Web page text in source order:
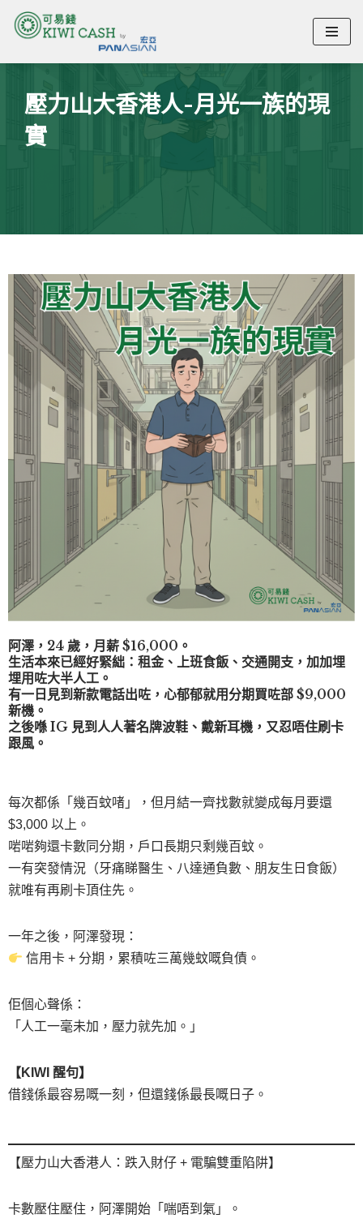
content
壓力山大香港人-月光一族的現
實
阿澤，24 歲，月薪 $16,000。
生活本來已經好緊絀：租金、上班食飯、交通開支，加加埋
埋用咗大半人工。
有一日見到新款電話出咗，心郁郁就用分期買咗部 $9,000
新機。
之後喺 IG 見到人人著名牌波鞋、戴新耳機，又忍唔住刷卡
跟風。
每次都係「幾百蚊啫」，但月結一齊找數就變成每月要還
$3,000 以上。
啱啱夠還卡數同分期，戶口長期只剩幾百蚊。
一有突發情況（牙痛睇醫生、八達通負數、朋友生日食飯）
就唯有再刷卡頂住先。
一年之後，阿澤發現：
信用卡 + 分期，累積咗三萬幾蚊嘅負債。
佢個心聲係：
「人工一毫未加，壓力就先加。」
【KIWI 醒句】
借錢係最容易嘅一刻，但還錢係最長嘅日子。
【壓力山大香港人：跌入財仔 + 電騙雙重陷阱】
卡數壓住壓住，阿澤開始「喘唔到氣」。